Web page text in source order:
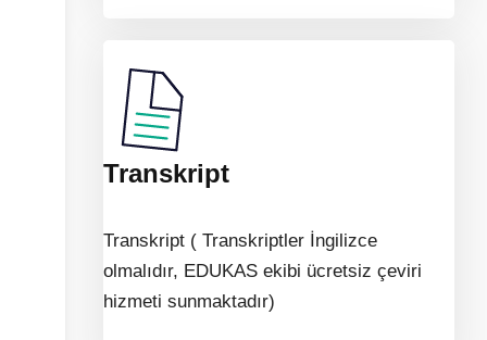
Transkript
Transkript ( Transkriptler İngilizce
olmalıdır, EDUKAS ekibi ücretsiz çeviri
hizmeti sunmaktadır)